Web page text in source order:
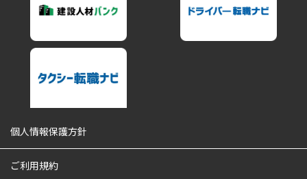
個人情報保護方針
ご利用規約